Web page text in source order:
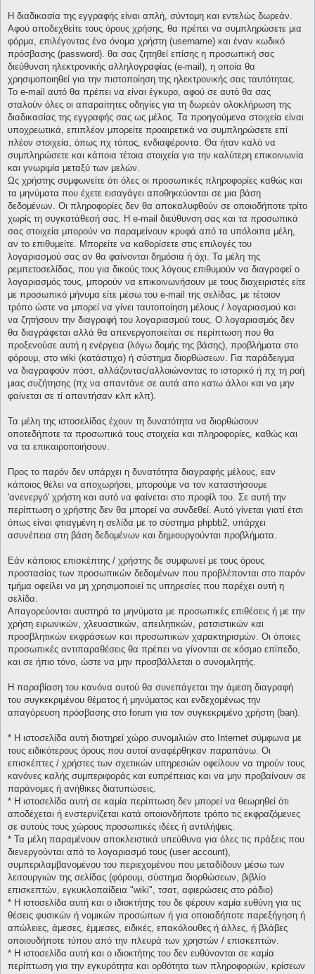
Η διαδικασία της εγγραφής είναι απλή, σύντομη και εντελώς δωρεάν.
Αφού αποδεχθείτε τους όρους χρήσης, θα πρέπει να συμπληρώσετε μια
φόρμα, επιλέγοντας ένα όνομα χρήστη (username) και έναν κωδικό
πρόσβασης (password). θα σας ζητηθεί επίσης η προσωπική σας
διεύθυνση ηλεκτρονικής αλληλογραφίας (e-mail), η οποία θα
χρησιμοποιηθεί για την πιστοποίηση της ηλεκτρονικής σας ταυτότητας.
Το e-mail αυτό θα πρέπει να είναι έγκυρο, αφού σε αυτό θα σας
σταλούν όλες οι απαραίτητες οδηγίες για τη δωρεάν ολοκλήρωση της
διαδικασίας της εγγραφής σας ως μέλος. Τα προηγούμενα στοιχεία είναι
υποχρεωτικά, επιπλέον μπορείτε προαιρετικά να συμπληρώσετε επί
πλέον στοιχεία, όπως πχ τόπος, ενδιαφέροντα. Θα ήταν καλό να
συμπληρώσετε και κάποια τέτοια στοιχεία για την καλύτερη επικοινωνία
και γνωριμία μεταξύ των μελών.
Ως χρήστης συμφωνείτε ότι όλες οι προσωπικές πληροφορίες καθώς και
τα μηνύματα που έχετε εισαγάγει αποθηκεύονται σε μια βάση
δεδομένων. Οι πληροφορίες δεν θα αποκαλυφθούν σε οποιοδήποτε τρίτο
χωρίς τη συγκατάθεσή σας. Η e-mail διεύθυνση σας και τα προσωπικά
σας στοιχεία μπορούν να παραμείνουν κρυφά από τα υπόλοιπα μέλη,
αν το επιθυμείτε. Μπορείτε να καθορίσετε στις επιλογές του
λογαριασμού σας αν θα φαίνονται δημόσια ή όχι. Τα μέλη της
ρεμπετοσελίδας, που για δικούς τους λόγους επιθυμούν να διαγραφεί ο
λογαριασμός τους, μπορούν να επικοινωνήσουν με τους διαχειριστές είτε
με προσωπικό μήνυμα είτε μέσω του e-mail της σελίδας, με τέτοιον
τρόπο ώστε να μπορεί να γίνει ταυτοποίηση μέλους / λογαριασμού και
να ζητήσουν την διαγραφή του λογαριασμού τους. Ο λογαριασμός δεν
θα διαγράφεται αλλά θα απενεργοποιείται σε περίπτωση που θα
προξενούσε αυτή η ενέργεια (λόγω δομής της βάσης), προβλήματα στο
φόρουμ, στο wiki (κατάστιχα) ή σύστημα διορθώσεων. Για παράδειγμα
να διαγραφούν πόστ, αλλάζοντας/αλλοιώνοντας το ιστορικό ή πχ τη ροή
μιας συζήτησης (πχ να απαντάνε σε αυτά απο κατω άλλοι και να μην
φαίνεται σε τί απαντήσαν κλπ κλπ).
Τα μέλη της ιστοσελίδας έχουν τη δυνατότητα να διορθώσουν
οποτεδήποτε τα προσωπικά τους στοιχεία και πληροφορίες, καθώς και
να τα επικαιροποιήσουν.
Προς το παρόν δεν υπάρχει η δυνατότητα διαγραφής μέλους, εαν
κάποιος θέλει να αποχωρήσει, μπορούμε να τον καταστήσουμε
'ανενεργό' χρήστη και αυτό να φαίνεται στο προφίλ του. Σε αυτή την
περίπτωση ο χρήστης δεν θα μπορεί να συνδεθεί. Αυτό γίνεται γιατί έτσι
όπως είναι φτιαγμένη η σελίδα με το σύστημα phpbb2, υπάρχει
ασυνέπεια στη βάση δεδομένων και δημιουργούνται προβλήματα.
Εάν κάποιος επισκέπτης / χρήστης δε συμφωνεί με τους όρους
προστασίας των προσωπικών δεδομένων που προβλέπονται στο παρόν
τμήμα οφείλει να μη χρησιμοποιεί τις υπηρεσίες που παρέχει αυτή η
σελίδα.
Απαγορεύονται αυστηρά τα μηνύματα με προσωπικές επιθέσεις ή με την
χρήση ειρωνικών, χλευαστικών, απειλητικών, ρατσιστικών και
προσβλητικών εκφράσεων και προσωπικών χαρακτηρισμών. Οι όποιες
προσωπικές αντιπαραθέσεις θα πρέπει να γίνονται σε κόσμιο επίπεδο,
και σε ήπιο τόνο, ώστε να μην προσβάλλεται ο συνομιλητής.
Η παραβίαση του κανόνα αυτού θα συνεπάγεται την άμεση διαγραφή
του συγκεκριμένου θέματος ή μηνύματος και ενδεχομένως την
απαγόρευση πρόσβασης στο forum για τον συγκεκριμένο χρήστη (ban).
* H ιστοσελίδα αυτή διατηρεί χώρο συνομιλιών στο Internet σύμφωνα με
τους ειδικότερους όρους που αυτοί αναφέρθηκαν παραπάνω. Οι
επισκέπτες / χρήστες των σχετικών υπηρεσιών οφείλουν να τηρούν τους
κανόνες καλής συμπεριφοράς και ευπρέπειας και να μην προβαίνουν σε
παράνομες ή ανήθικες διατυπώσεις.
* H ιστοσελίδα αυτή σε καμία περίπτωση δεν μπορεί να θεωρηθεί ότι
αποδέχεται ή ενστερνίζεται κατά οποιονδήποτε τρόπο τις εκφραζόμενες
σε αυτούς τους χώρους προσωπικές ιδέες ή αντιλήψεις.
* Τα μέλη παραμένουν αποκλειστικά υπεύθυνα για όλες τις πράξεις που
διενεργούνται από το λογαριασμό τους (user account),
συμπεριλαμβανομένου του περιεχομένου που μεταδίδουν μέσω των
λειτουργιών της σελίδας (φόρουμ, σύστημα διορθώσεων, βιβλίο
επισκεπτών, εγκυκλοπαίδεια "wiki", τσατ, αφιερώσεις στο ράδιο)
* H ιστοσελίδα αυτή και ο ιδιοκτήτης του δε φέρουν καμία ευθύνη για τις
θέσεις φυσικών ή νομικών προσώπων ή για οποιαδήποτε παρεξήγηση ή
απώλειες, άμεσες, έμμεσες, ειδικές, επακόλουθες ή άλλες, ή βλάβες
οποιουδήποτε τύπου από την πλευρά των χρηστών / επισκεπτών.
* H ιστοσελίδα αυτή και ο ιδιοκτήτης του δεν ευθύνονται σε καμία
περίπτωση για την εγκυρότητα και ορθότητα των πληροφοριών, κρίσεων